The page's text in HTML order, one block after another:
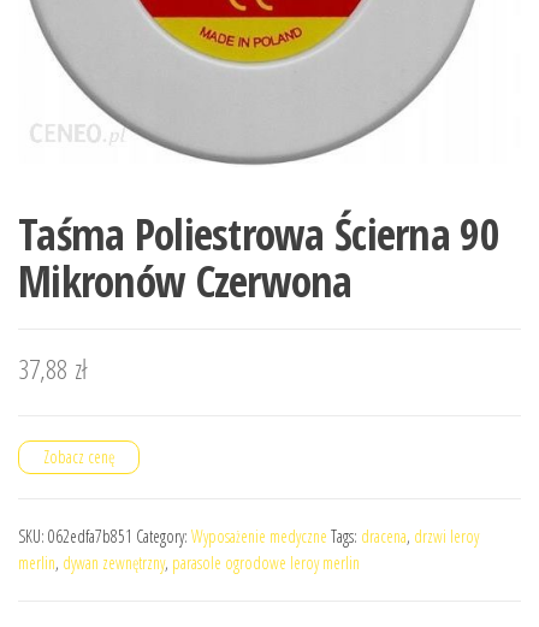
Taśma Poliestrowa Ścierna 90
Mikronów Czerwona
37,88 zł
Zobacz cenę
SKU: 062edfa7b851 Category: Wyposażenie medyczne Tags: dracena, drzwi leroy
merlin, dywan zewnętrzny, parasole ogrodowe leroy merlin